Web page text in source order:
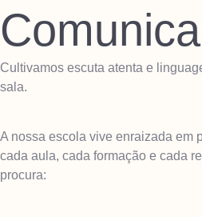
Cultivamos escuta atenta e
sala.
A nossa escola vive enraizada em
cada aula, cada formação e cada
procura: